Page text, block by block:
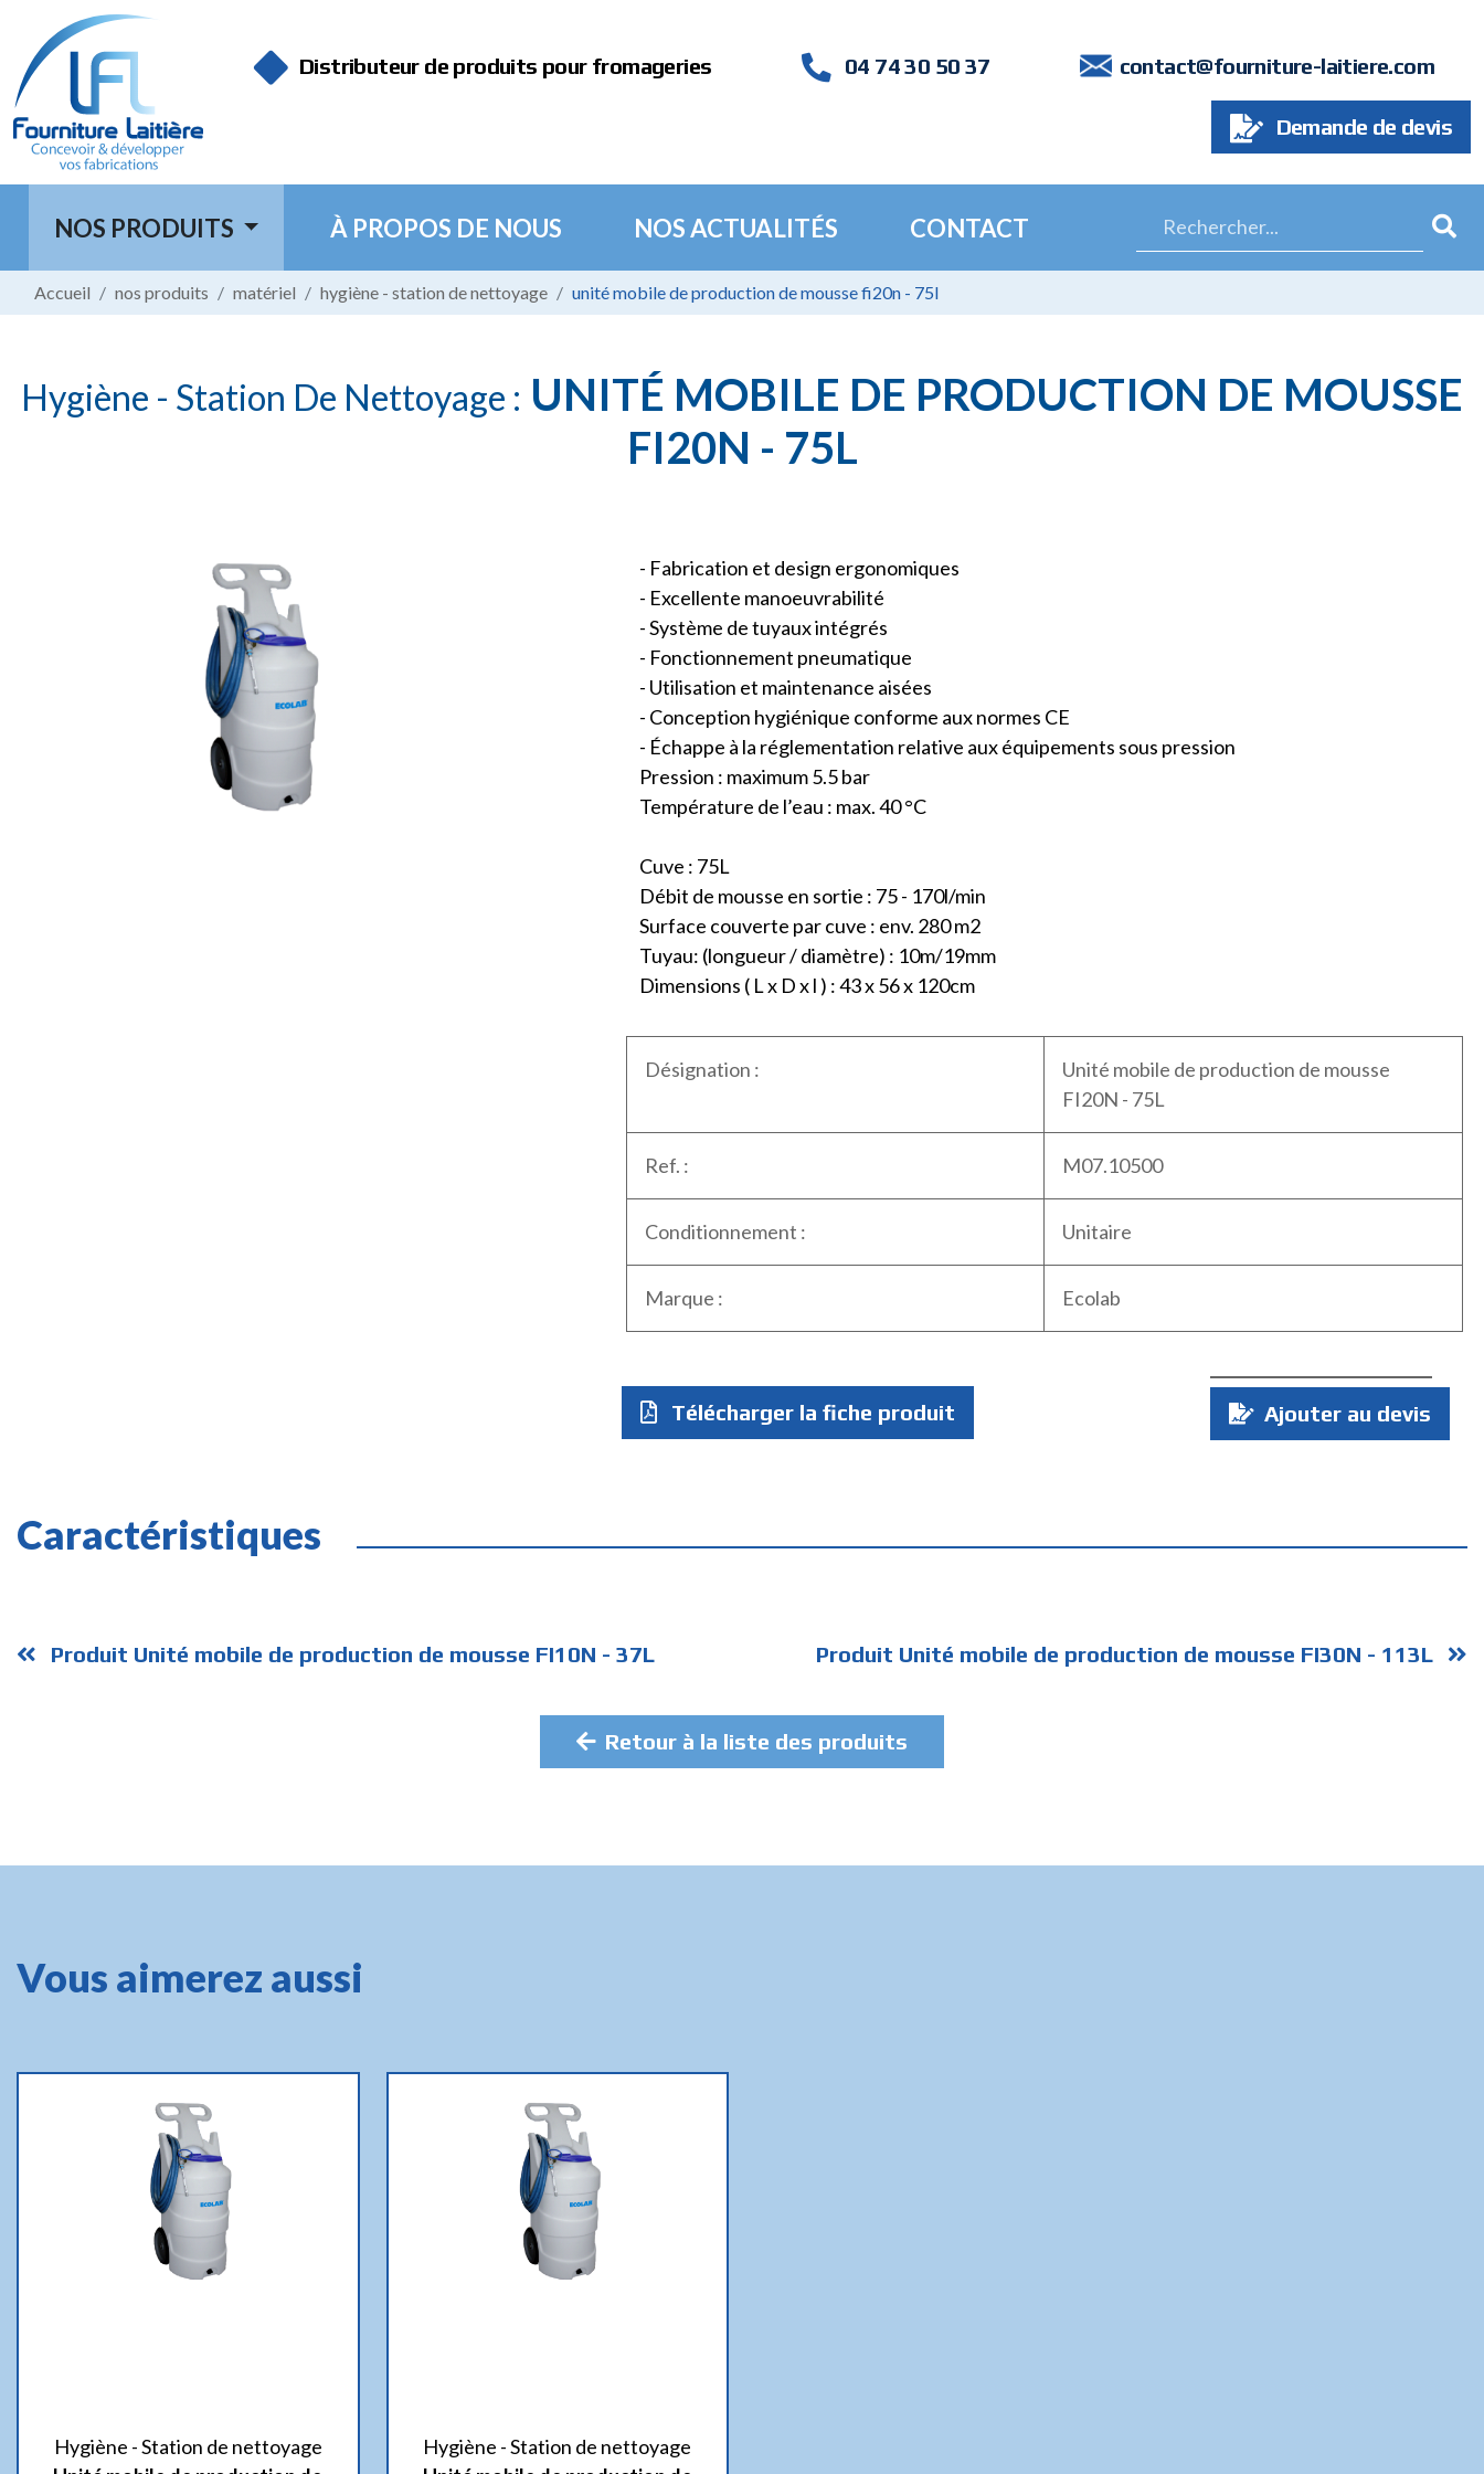
Distributeur de produits pour fromageries 04 74 30 50 37 contact@fourniture-laitiere.com
Demande de devis
NOS PRODUITS À PROPOS DE NOUS NOS ACTUALITÉS CONTACT
Accueil nos produits matériel hygiène - station de nettoyage unité mobile de production de mousse fi20n - 75l
Hygiène - Station De Nettoyage : UNITÉ MOBILE DE PRODUCTION DE MOUSSE
FI20N - 75L
- Fabrication et design ergonomiques
- Excellente manoeuvrabilité
- Système de tuyaux intégrés
- Fonctionnement pneumatique
- Utilisation et maintenance aisées
- Conception hygiénique conforme aux normes CE
- Échappe à la réglementation relative aux équipements sous pression
Pression : maximum 5.5 bar
Température de l’eau : max. 40 °C
Cuve : 75L
Débit de mousse en sortie : 75 - 170l/min
Surface couverte par cuve : env. 280 m2
Tuyau: (longueur / diamètre) : 10m/19mm
Dimensions ( L x D x l ) : 43 x 56 x 120cm
Désignation :
Unité mobile de production de mousse
FI20N - 75L
Ref. : M07.10500
Conditionnement : Unitaire
Marque : Ecolab
Télécharger la fiche produit
Quantité
Ajouter au devis
Caractéristiques
Produit Unité mobile de production de mousse FI10N - 37L Produit Unité mobile de production de mousse FI30N - 113L
Retour à la liste des produits
Vous aimerez aussi
Hygiène - Station de nettoyage
Hygiène - Station de nettoyage
Panneau de gestion des cookies